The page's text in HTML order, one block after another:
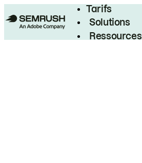
Tarifs
Solutions
Ressources